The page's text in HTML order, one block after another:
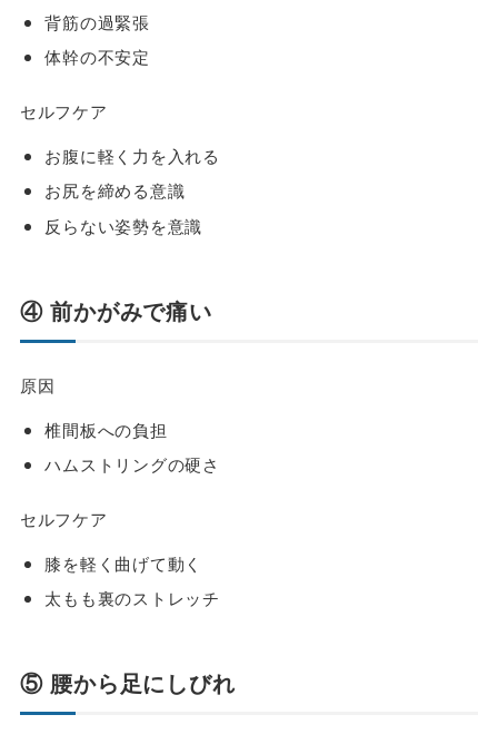
背筋の過緊張
体幹の不安定
セルフケア
お腹に軽く力を入れる
お尻を締める意識
反らない姿勢を意識
④ 前かがみで痛い
原因
椎間板への負担
ハムストリングの硬さ
セルフケア
膝を軽く曲げて動く
太もも裏のストレッチ
⑤ 腰から足にしびれ